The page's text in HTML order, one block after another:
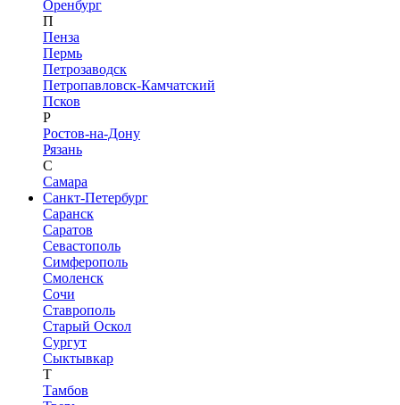
Оренбург
П
Пенза
Пермь
Петрозаводск
Петропавловск-Камчатский
Псков
Р
Ростов-на-Дону
Рязань
С
Самара
Санкт-Петербург
Саранск
Саратов
Севастополь
Симферополь
Смоленск
Сочи
Ставрополь
Старый Оскол
Сургут
Сыктывкар
Т
Тамбов